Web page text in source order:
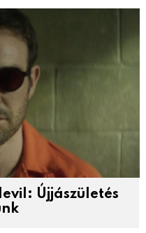
Újjászületés